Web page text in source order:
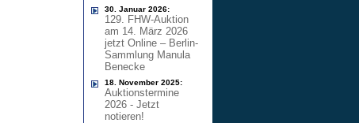
30. Januar 2026:
129. FHW-Auktion
am 14. März 2026
jetzt Online – Berlin-
Sammlung Manula
Benecke
18. November 2025:
Auktionstermine
2026 - Jetzt
notieren!